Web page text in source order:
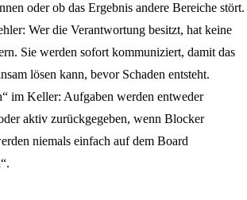
oder ob das Ergebnis andere Bereiche stört.
Wer die Verantwortung besitzt, hat keine
Sie werden sofort kommuniziert, damit das
lösen kann, bevor Schaden entsteht.
im Keller: Aufgaben werden entweder
aktiv zurückgegeben, wenn Blocker
niemals einfach auf dem Board